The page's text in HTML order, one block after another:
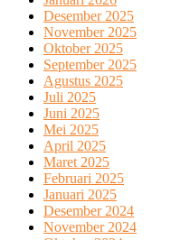
Desember 2025
November 2025
Oktober 2025
September 2025
Agustus 2025
Juli 2025
Juni 2025
Mei 2025
April 2025
Maret 2025
Februari 2025
Januari 2025
Desember 2024
November 2024